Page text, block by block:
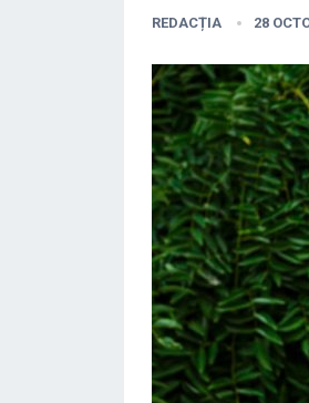
REDACȚIA 28